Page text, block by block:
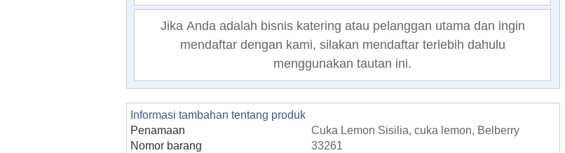
Jika Anda adalah bisnis katering atau pelanggan utama dan ingin
mendaftar dengan kami, silakan mendaftar terlebih dahulu
menggunakan tautan ini.
Informasi tambahan tentang produk
Penamaan
Cuka Lemon Sisilia, cuka lemon, Belberry
Nomor barang
33261